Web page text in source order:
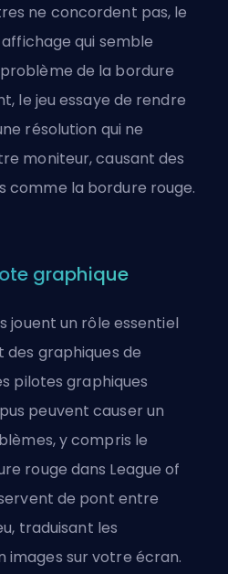
ne concordent pas, le
qui semble
de la bordure
le jeu essaye de rendre
résolution qui ne
moniteur, causant des
comme la bordure rouge.
graphique
jouent un rôle essentiel
graphiques de
pilotes graphiques
peuvent causer un
y compris le
rouge dans League of
de pont entre
traduisant les
images sur votre écran.